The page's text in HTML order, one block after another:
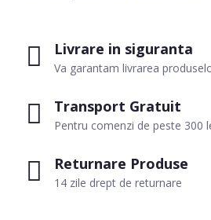
Livrare in siguranta
Va garantam livrarea
Transport Gratuit
Pentru comenzi de peste 300
Returnare Produse
14 zile drept de returnare